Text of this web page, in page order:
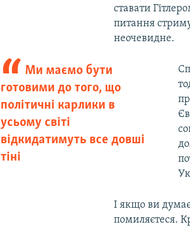
ставати
питання
неочевидне.
Ми маємо бути
готовими до того, що
політичні карлики в
усьому світі
відкидатимуть все довші
тіні
І якщо ви
помиляєтеся.